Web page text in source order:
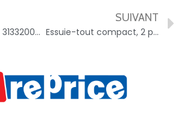
Non renseign? – 3133200074704
SUIVANT
Essuie-tout compact, 2 plis – 3596710519095